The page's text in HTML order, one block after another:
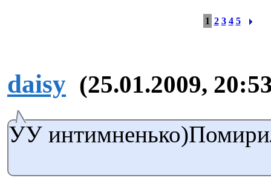
1 2 3 4 5
daisy (25.01.2009,
УУ